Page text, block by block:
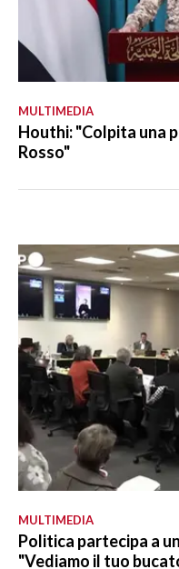
MULTIMEDIA
Houthi: "Colpita una
Rosso"
MULTIMEDIA
Politica partecipa a
"Vediamo il tuo